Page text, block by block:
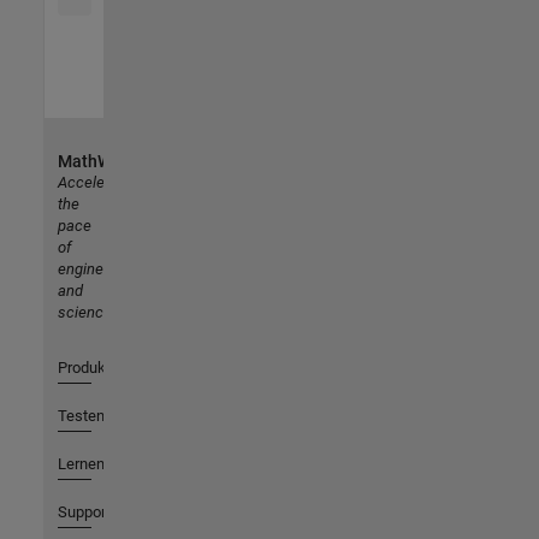
MathWorks
Accelerating
the
pace
of
engineering
and
science
Produkte
Testen oder Kaufen
Lernen
Support